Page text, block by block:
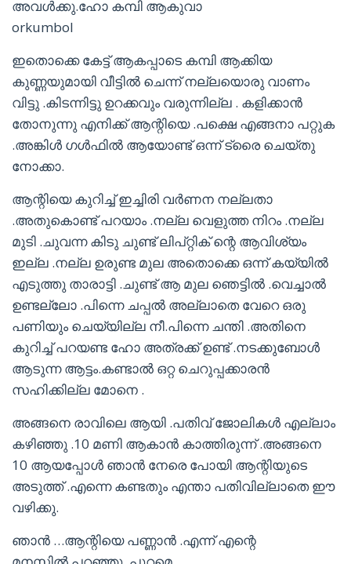
അവൾക്കു.ഹോ കമ്പി ആകുവാ
orkumbol
ഇതൊക്കെ കേട്ട് ആകപ്പാടെ കമ്പി ആക്കിയ
കുണ്ണയുമായി വീട്ടിൽ ചെന്ന് നല്ലയൊരു വാണം
വിട്ടു .കിടന്നിട്ടു ഉറക്കവും വരുന്നില്ല . കളിക്കാൻ
തോനുന്നു എനിക്ക് ആന്റിയെ .പക്ഷെ എങ്ങനാ പറ്റുക
.അങ്കിൾ ഗൾഫിൽ ആയോണ്ട് ഒന്ന് ട്രൈ ചെയ്തു
നോക്കാ.
ആന്റിയെ കുറിച്ച് ഇച്ചിരി വർണന നല്ലതാ
.അതുകൊണ്ട് പറയാം .നല്ല വെളുത്ത നിറം .നല്ല
മുടി .ചുവന്ന കിടു ചുണ്ട് ലിപ്റ്റിക് ന്റെ ആവിശ്യം
ഇല്ല .നല്ല ഉരുണ്ട മുല അതൊക്കെ ഒന്ന് കയ്യിൽ
എടുത്തു താരാട്ടി .ചുണ്ട് ആ മുല ഞെട്ടിൽ .വെച്ചാൽ
ഉണ്ടല്ലോ .പിന്നെ ചപ്പൽ അല്ലാതെ വേറെ ഒരു
പണിയും ചെയ്യില്ല നീ.പിന്നെ ചന്തി .അതിനെ
കുറിച്ച് പറയണ്ട ഹോ അത്രക്ക് ഉണ്ട് .നടക്കുബോൾ
ആടുന്ന ആട്ടം.കണ്ടാൽ ഒറ്റ ചെറുപ്പക്കാരൻ
സഹിക്കില്ല മോനെ .
അങ്ങനെ രാവിലെ ആയി .പതിവ് ജോലികൾ എല്ലാം
കഴിഞ്ഞു .10 മണി ആകാൻ കാത്തിരുന്ന് .അങ്ങനെ
10 ആയപ്പോൾ ഞാൻ നേരെ പോയി ആന്റിയുടെ
അടുത്ത് .എന്നെ കണ്ടതും എന്താ പതിവില്ലാതെ ഈ
വഴിക്കു.
ഞാൻ …ആന്റിയെ പണ്ണാൻ .എന്ന് എന്റെ